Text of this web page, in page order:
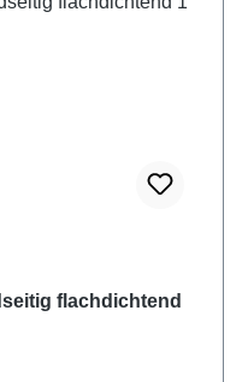
flachdichtend